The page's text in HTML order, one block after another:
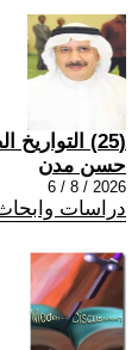
(25) التواريخ الصغيرة
حسن مدن
2026 / 8 / 6
دراسات